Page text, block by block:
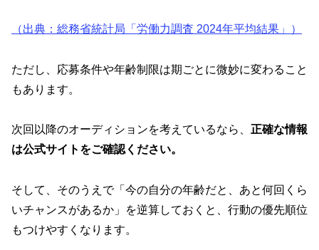
（出典：総務省統計局「労働力調査 2024年平均結果」）
ただし、応募条件や年齢制限は期ごとに微妙に変わること
もあります。
次回以降のオーディションを考えているなら、 正確な情報
は公式サイトをご確認ください。
そして、そのうえで「今の自分の年齢だと、あと何回くら
いチャンスがあるか」を逆算しておくと、行動の優先順位
もつけやすくなります。